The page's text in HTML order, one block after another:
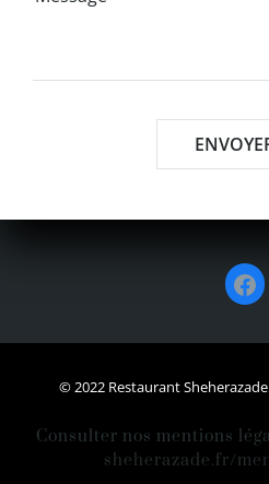
© 2022 Restaurant Sheherazade.
Consulter nos mentions
sheherazade.fr/